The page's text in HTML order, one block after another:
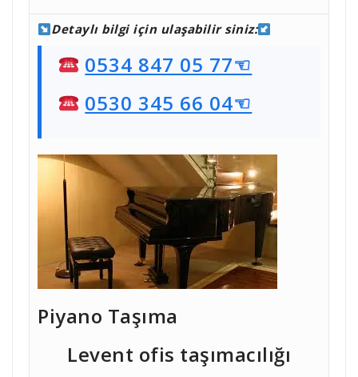
Detaylı bilgi için ulaşabilir siniz:
0534 847 05 77☜
0530 345 66 04☜
Piyano Taşıma
Levent ofis taşımacılığı